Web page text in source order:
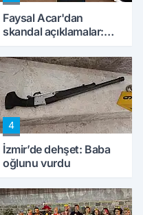
Faysal Acar'dan
skandal açıklamalar:
peynircilerimizi de
kıskaca aldı, müdahale
ettik'
4
İzmir’de dehşet: Baba
oğlunu vurdu